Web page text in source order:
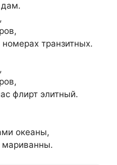
транзитных.
флирт элитный.
океаны,
мариванны.